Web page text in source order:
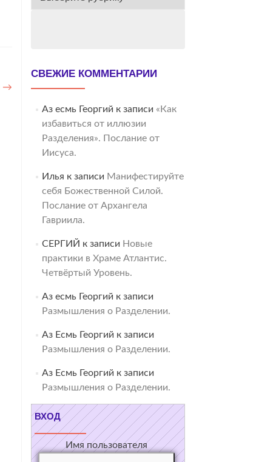
→
СВЕЖИЕ КОММЕНТАРИИ
Аз есмь Георгий к записи «Как
избавиться от иллюзии
Разделения». Послание от
Иисуса.
Илья к записи Манифестируйте
себя Божественной Силой.
Послание от Архангела
Гавриила.
СЕРГИЙ к записи Новые
практики в Храме Атлантис.
Четвёртый Уровень.
Аз есмь Георгий к записи
Размышления о Разделении.
Аз Есмь Георгий к записи
Размышления о Разделении.
Аз Есмь Георгий к записи
Размышления о Разделении.
ВХОД
Имя пользователя